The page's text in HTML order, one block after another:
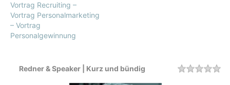
Vortrag Recruiting –
Vortrag Personalmarketing
– Vortrag
Personalgewinnung
Redner & Speaker | Kurz und bündig Rating